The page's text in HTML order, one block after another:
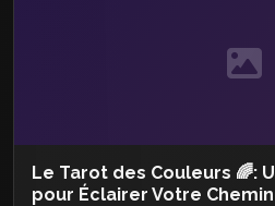
Le Tarot des Couleurs 🌈:
pour Éclairer Votre